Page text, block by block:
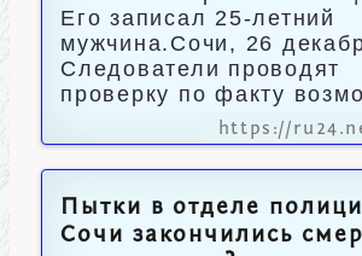
Его записал 25-летний
мужчина.Сочи, 26
Следователи проводят
проверку по факту
https://
Пытки в отделе
Сочи закончились